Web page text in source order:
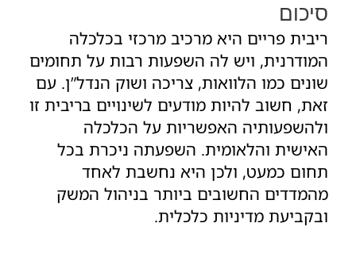
סיכום
ריבית פריים היא מרכיב מרכזי בכלכלה
המודרנית, ויש לה השפעות רבות על תחומים
שונים כמו הלוואות, צריכה ושוק הנדל”ן. עם
זאת, חשוב להיות מודעים לשינויים בריבית זו
ולהשפעותיה האפשריות על הכלכלה
האישית והלאומית. השפעתה ניכרת בכל
תחום כמעט, ולכן היא נחשבת לאחד
מהמדדים החשובים ביותר בניהול המשק
ובקביעת מדיניות כלכלית.